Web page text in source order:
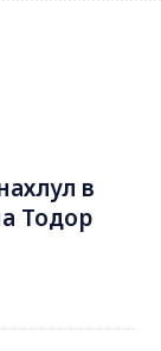
в
Тодор